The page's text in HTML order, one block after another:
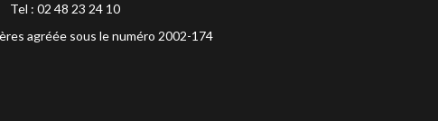
Tel : 02 48 23 24 10
agréée sous le numéro 2002-174